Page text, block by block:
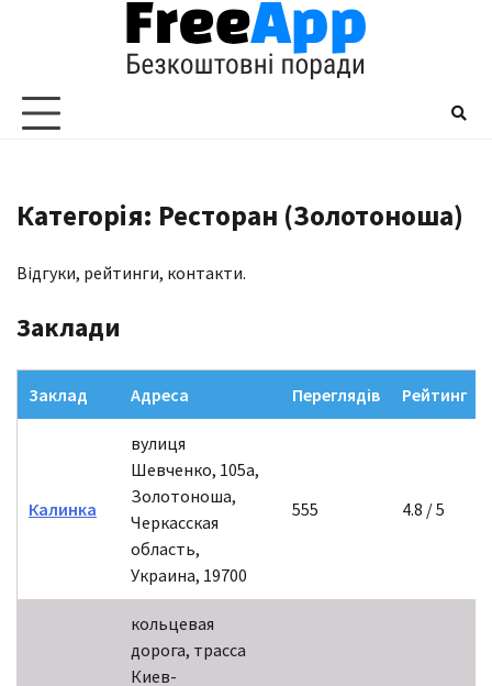
Категорія: Ресторан (Золотоноша)
Відгуки, рейтинги, контакти.
Заклади
Заклад Адреса Переглядів Рейтинг
Калинка
вулиця
Шевченко, 105a,
Золотоноша,
Черкасская
область,
Украина, 19700
555 4.8 / 5
кольцевая
дорога, трасса
Киев-